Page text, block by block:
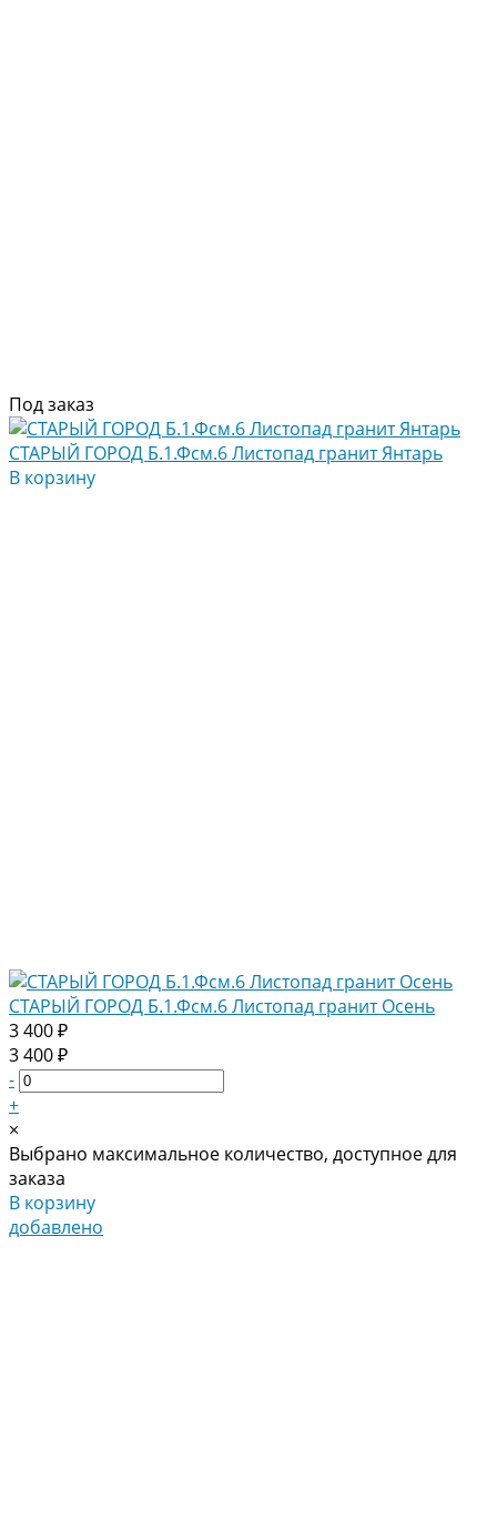
Под заказ
СТАРЫЙ ГОРОД Б.1.Фсм.6 Листопад гранит Янтарь
В корзину
СТАРЫЙ ГОРОД Б.1.Фсм.6 Листопад гранит Осень
3 400 ₽
3 400 ₽
-
+
×
Выбрано максимальное количество, доступное для
заказа
В корзину
добавлено